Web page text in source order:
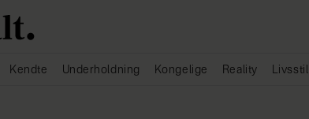
Kendte Underholdning Kongelige Reality Livsstil